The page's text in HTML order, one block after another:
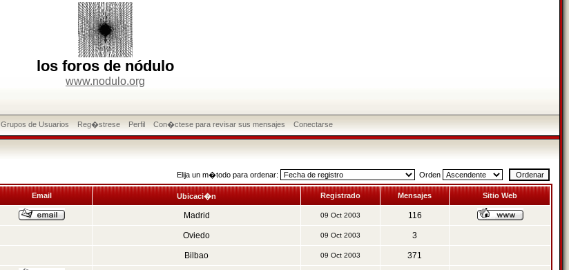
los foros de nódulo
www.nodulo.org
Grupos de Usuarios Reg�strese Perfil Con�ctese para revisar sus mensajes Conectarse
Elija un m�todo para ordenar: Orden
Email Ubicaci�n Registrado Mensajes Sitio Web
Madrid 09 Oct 2003 116
Oviedo 09 Oct 2003 3
Bilbao 09 Oct 2003 371